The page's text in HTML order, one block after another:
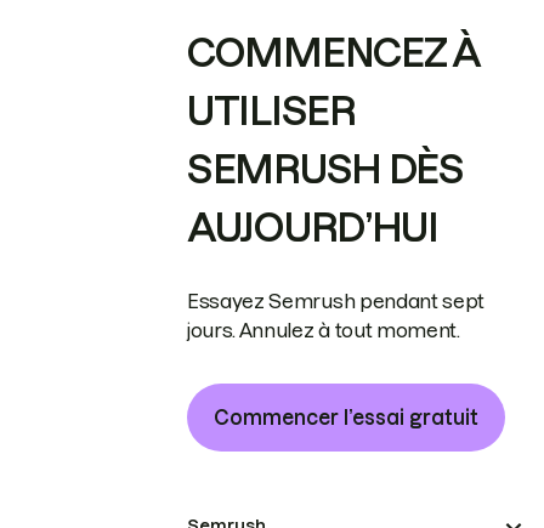
COMMENCEZ À
UTILISER
SEMRUSH DÈS
AUJOURD’HUI
Essayez Semrush pendant sept
jours. Annulez à tout moment.
Commencer l’essai gratuit